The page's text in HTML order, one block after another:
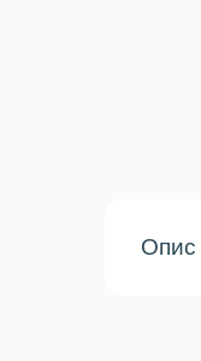
Опис